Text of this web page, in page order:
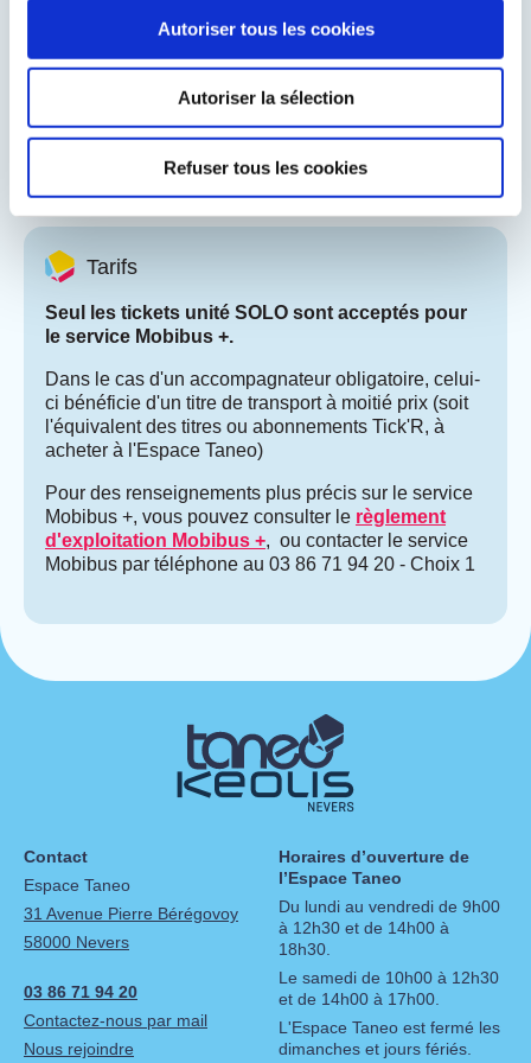
Autoriser tous les cookies
Autoriser la sélection
Refuser tous les cookies
horaires d'ouverture :
par téléphone au 03 86 71 94 20 - Choix 1 : du lundi
au vendredi de 09h à 12h30 et de 14h00 à 18h00 et
le samedi de 10h00 à 12h30 et de 14h00 à 17h00
directement à l'Espace Taneo 31 avenue Pierre
Tarifs
Seul les tickets unité SOLO sont acceptés pour
le service Mobibus +.
Dans le cas d'un accompagnateur obligatoire, celui-
ci bénéficie d'un titre de transport à moitié prix (soit
l'équivalent des titres ou abonnements Tick'R, à
acheter à l'Espace Taneo)
Pour des renseignements plus précis sur le service
Mobibus +, vous pouvez consulter le règlement
d'exploitation Mobibus +, ou contacter le service
Mobibus par téléphone au 03 86 71 94 20 - Choix 1
Contact
Espace Taneo
31 Avenue Pierre Bérégovoy
58000 Nevers
03 86 71 94 20
Contactez-nous par mail
Nous rejoindre
Horaires d’ouverture de
l’Espace Taneo
Du lundi au vendredi de 9h00
à 12h30 et de 14h00 à
18h30.
Le samedi de 10h00 à 12h30
et de 14h00 à 17h00.
L'Espace Taneo est fermé les
dimanches et jours fériés.